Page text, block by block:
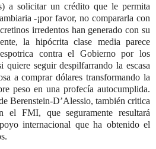
a solicitar un crédito que le permita
-¡por favor, no compararla con
irredentos han generado con su
la hipócrita clase media parece
contra el Gobierno por los
quiere seguir despilfarrando la escasa
a comprar dólares transformando la
peso en una profecía autocumplida.
Berenstein-D’Alessio, también critica
el FMI, que seguramente resultará
internacional que ha obtenido el